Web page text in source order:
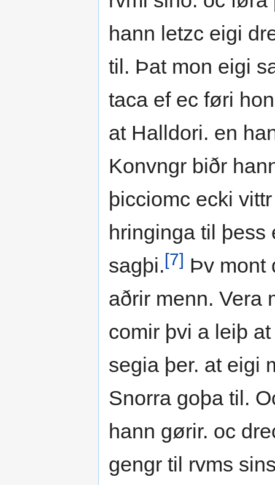
hann letzc eigi
til. Þat mon eigi
taca ef ec føri
at Halldori. en
Konvngr biðr
þicciomc ecki
hringinga til þess
sagþi.[7] Þv mont
aðrir menn. Vera
comir þvi a leiþ
segia þer. at eigi
Snorra goþa til.
hann gørir. oc
gengr til rvms